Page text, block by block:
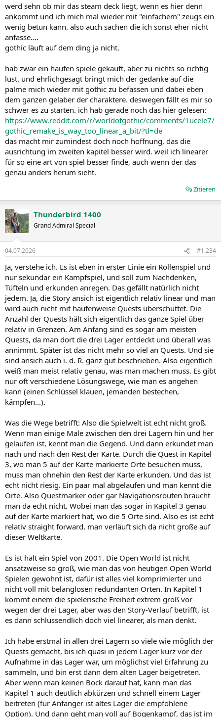
werd sehn ob mir das steam deck liegt, wenn es hier denn
ankommt und ich mich mal wieder mit "einfachem" zeugs ein
wenig betun kann. also auch sachen die ich sonst eher nicht
anfasse....
gothic läuft auf dem ding ja nicht.
hab zwar ein haufen spiele gekauft, aber zu nichts so richtig
lust. und ehrlichgesagt bringt mich der gedanke auf die
palme mich wieder mit gothic zu befassen und dabei eben
dem ganzen gelaber der charaktere. deswegen fällt es mir so
schwer es zu starten. ich hab gerade noch das hier gelesen:
https://www.reddit.com/r/worldofgothic/comments/1ucele7/
gothic_remake_is_way_too_linear_a_bit/?tl=de
das macht mir zumindest doch noch hoffnung, das die
ausrichtung im zweiten kapitel besser wird. weil ich linearer
für so eine art von spiel besser finde, auch wenn der das
genau anders herum sieht.
Zitieren
Thunderbird 1400
Grand Admiral Special
04.07.2026 #1.234
Ja, verstehe ich. Es ist eben in erster Linie ein Rollenspiel und
nur sekundär ein Kampfspiel, und soll zum Nachdenken,
Tüfteln und erkunden anregen. Das gefällt natürlich nicht
jedem. Ja, die Story ansich ist eigentlich relativ linear und man
wird auch nicht mit haufenweise Quests überschüttet. Die
Anzahl der Quests hält sich eigentlich das ganze Spiel über
relativ in Grenzen. Am Anfang sind es sogar am meisten
Quests, da man dort die drei Lager entdeckt und überall was
annimmt. Später ist das nicht mehr so viel an Quests. Und sie
sind ansich auch i. d. R. ganz gut beschrieben. Also eigentlich
weiß man meist relativ genau, was man machen muss. Es gibt
nur oft verschiedene Lösungswege, wie man es angehen
kann (einen Schlüssel klauen, jemanden bestechen,
kämpfen...).
Was die Wege betrifft: Also die Spielwelt ist echt nicht groß.
Wenn man einige Male zwischen den drei Lagern hin und her
gelaufen ist, kennt man die Gegend. Und dann erkundet man
nach und nach den Rest der Karte. Durch die Quest in Kapitel
3, wo man 5 auf der Karte markierte Orte besuchen muss,
muss man ohnehin den Rest der Karte erkunden. Und das ist
echt nicht riesig. Ein paar mal abgelaufen und man kennt die
Orte. Also Questmarker oder gar Navigationsrouten braucht
man da echt nicht. Wobei man das sogar in Kapitel 3 genau
auf der Karte markiert hat, wo die 5 Orte sind. Also es ist echt
relativ straight forward, man verläuft sich da nicht große auf
dieser Weltkarte.
Es ist halt ein Spiel von 2001. Die Open World ist nicht
ansatzweise so groß, wie man das von heutigen Open World
Spielen gewohnt ist, dafür ist alles viel komprimierter und
nicht voll mit belanglosen redundanten Orten. In Kapitel 1
kommt einem die spielerische Freiheit extrem groß vor
wegen der drei Lager, aber was den Story-Verlauf betrifft, ist
es dann schlussendlich doch viel linearer, als man denkt.
Ich habe erstmal in allen drei Lagern so viele wie möglich der
Quests gemacht, bis ich quasi in jedem Lager kurz vor der
Aufnahme in das Lager war, um möglichst viel Erfahrung zu
sammeln, und bin erst dann dem alten Lager beigetreten.
Aber wenn man keinen Bock darauf hat, kann man das
Kapitel 1 auch deutlich abkürzen und schnell einem Lager
beitreten (für Anfänger ist altes Lager die empfohlene
Option). Und dann geht man voll auf Bogenkampf, das ist im